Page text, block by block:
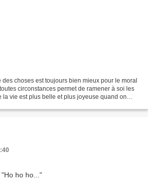
des choses est toujours bien mieux pour le moral
circonstances permet de ramener à soi les
la vie est plus belle et plus joyeuse quand on